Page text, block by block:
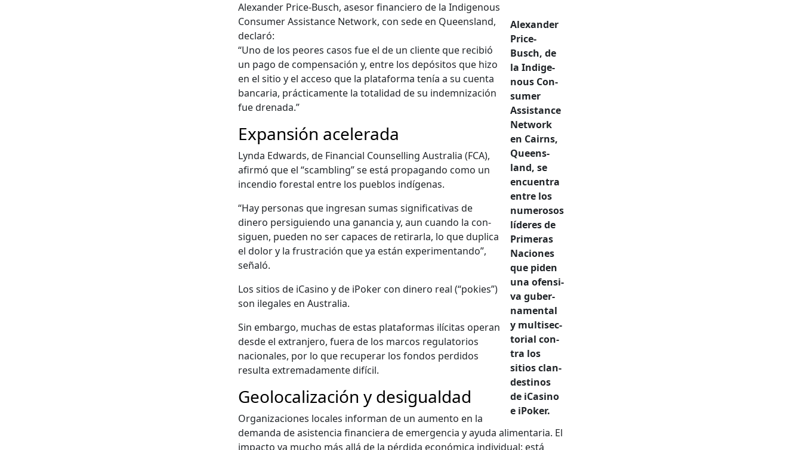
Alexan­der
Price-
Busch, de
la Indige­
nous Con­
sumer
Assis­tance
Net­work
en Cairns,
Queens­
land, se
encuen­tra
entre los
numerosos
líderes de
Primeras
Naciones
que piden
una ofen­si­
va guber­
na­men­tal
y mul­ti­sec­
to­r­i­al con­
tra los
sitios clan­
des­ti­nos
de iCas­i­no
e iPok­er.
Alexan­der Price-Busch, asesor financiero de la Indige­nous
Con­sumer Assis­tance Net­work, con sede en Queens­land,
declaró:
“Uno de los peo­res casos fue el de un cliente que recibió
un pago de com­pen­sación y, entre los depósi­tos que hizo
en el sitio y el acce­so que la platafor­ma tenía a su cuen­ta
ban­car­ia, prác­ti­ca­mente la total­i­dad de su ind­em­nización
fue drena­da.”
Expansión acelerada
Lyn­da Edwards, de Finan­cial Coun­selling Aus­tralia (FCA),
afir­mó que el “scam­bling” se está pro­pa­gan­do como un
incen­dio fore­stal entre los pueb­los indí­ge­nas.
“Hay per­sonas que ingre­san sumas sig­ni­fica­ti­vas de
dinero per­sigu­ien­do una ganan­cia y, aun cuan­do la con­
siguen, pueden no ser capaces de reti­rar­la, lo que dupli­ca
el dolor y la frus­tración que ya están exper­i­men­tan­do”,
señaló.
Los sitios de iCas­i­no y de iPok­er con dinero real (“pok­ies”)
son ile­gales en Aus­tralia.
Sin embar­go, muchas de estas platafor­mas ilíc­i­tas oper­an
des­de el extran­jero, fuera de los mar­cos reg­u­la­to­rios
nacionales, por lo que recu­per­ar los fon­dos per­di­dos
resul­ta extremada­mente difí­cil.
Geolocalización y desigualdad
Orga­ni­za­ciones locales infor­man de un aumen­to en la
deman­da de asis­ten­cia financiera de emer­gen­cia y ayu­da ali­men­ta­ria. El
impacto va mucho más allá de la pér­di­da económi­ca indi­vid­ual: está